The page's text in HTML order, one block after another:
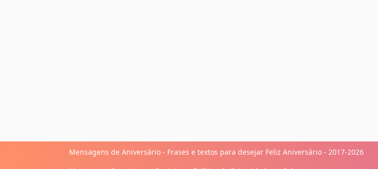
Mensagens de Aniversário - Frases e textos para desejar Feliz Aniversário - 2017-2026